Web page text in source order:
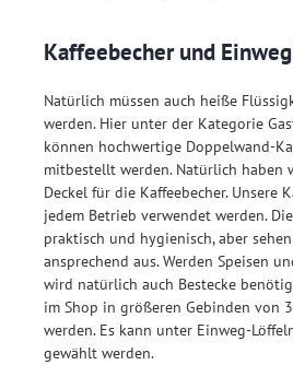
Kaffeebecher und
Natürlich müssen auch heiße
werden. Hier unter der Kategorie
können hochwertige Doppelwand-
mitbestellt werden. Natürlich haben
Deckel für die Kaffeebecher. Unsere
jedem Betrieb verwendet werden.
praktisch und hygienisch, aber
ansprechend aus. Werden Speisen
wird natürlich auch Bestecke
im Shop in größeren Gebinden von
werden. Es kann unter Einweg-
gewählt werden.